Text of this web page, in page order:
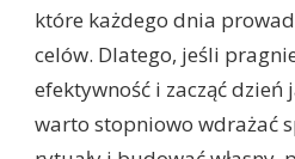
które każdego dnia
celów. Dlatego, jeśli
efektywność i zacząć dzień
warto stopniowo wdrażać